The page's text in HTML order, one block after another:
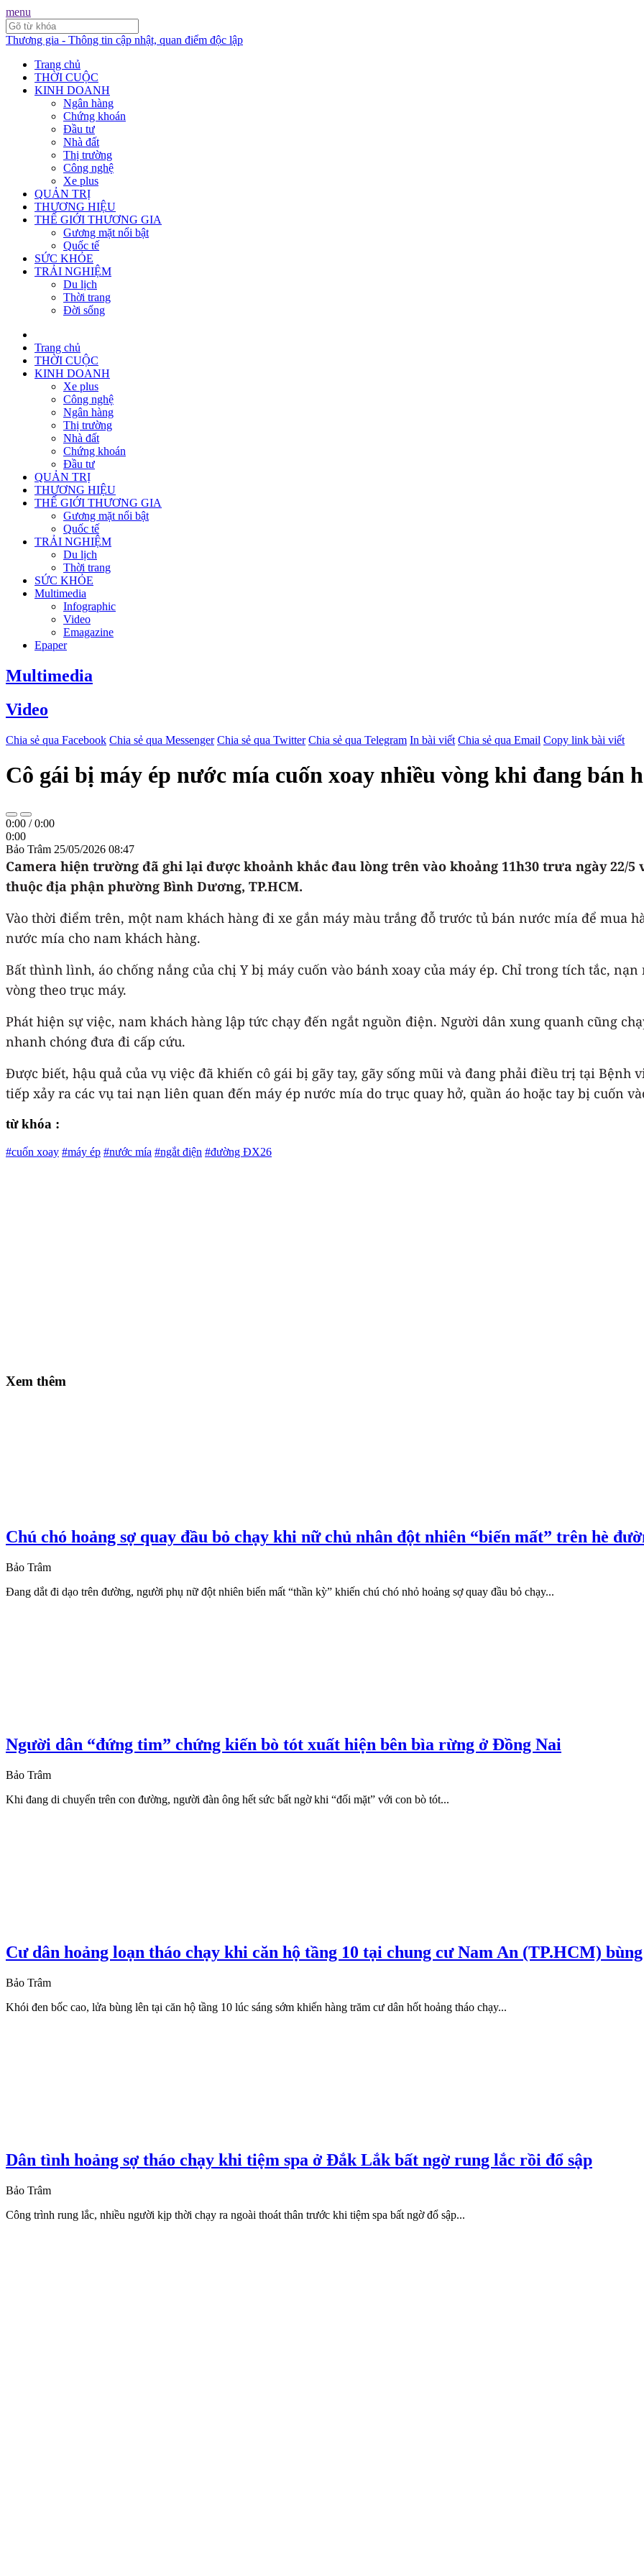
menu
Thương gia - Thông tin cập nhật, quan điểm độc lập
Trang chủ
THỜI CUỘC
KINH DOANH
Ngân hàng
Chứng khoán
Đầu tư
Nhà đất
Thị trường
Công nghệ
Xe plus
QUẢN TRỊ
THƯƠNG HIỆU
THẾ GIỚI THƯƠNG GIA
Gương mặt nổi bật
Quốc tế
SỨC KHỎE
TRẢI NGHIỆM
Du lịch
Thời trang
Đời sống
Trang chủ
THỜI CUỘC
KINH DOANH
Xe plus
Công nghệ
Ngân hàng
Thị trường
Nhà đất
Chứng khoán
Đầu tư
QUẢN TRỊ
THƯƠNG HIỆU
THẾ GIỚI THƯƠNG GIA
Gương mặt nổi bật
Quốc tế
TRẢI NGHIỆM
Du lịch
Thời trang
SỨC KHỎE
Multimedia
Infographic
Video
Emagazine
Epaper
Multimedia
Video
Chia sẻ qua Facebook Chia sẻ qua Messenger Chia sẻ qua Twitter Chia sẻ qua Telegram In bài viết Chia sẻ qua Email Copy link bài viết
Cô gái bị máy ép nước mía cuốn xoay nhiều vòng khi đang bán
0:00 /0:00
0:00
Bảo Trâm 25/05/2026 08:47
Camera hiện trường đã ghi lại được khoảnh khắc đau lòng trên vào khoảng 11h30 trưa ngày 22/
thuộc địa phận phường Bình Dương, TP.HCM.
Vào thời điểm trên, một nam khách hàng đi xe gắn máy màu trắng đỗ trước tủ bán nước mía để mua
nước mía cho nam khách hàng.
Bất thình lình, áo chống nắng của chị Y bị máy cuốn vào bánh xoay của máy ép. Chỉ trong tích tắc,
vòng theo trục máy.
Phát hiện sự việc, nam khách hàng lập tức chạy đến ngắt nguồn điện. Người dân xung quanh cũng
nhanh chóng đưa đi cấp cứu.
Được biết, hậu quả của vụ việc đã khiến cô gái bị gãy tay, gãy sống mũi và đang phải điều trị tại
tiếp xảy ra các vụ tai nạn liên quan đến máy ép nước mía do trục quay hở, quần áo hoặc tay bị cuốn
từ khóa :
#cuốn xoay #máy ép #nước mía #ngắt điện #đường ĐX26
Xem thêm
Chú chó hoảng sợ quay đầu bỏ chạy khi nữ chủ nhân đột nhiên “biến mất” trên hè
Bảo Trâm
Đang dắt đi dạo trên đường, người phụ nữ đột nhiên biến mất “thần kỳ” khiến chú chó nhỏ hoảng sợ quay đầu bỏ chạy...
Người dân “đứng tim” chứng kiến bò tót xuất hiện bên bìa rừng ở Đồng Nai
Bảo Trâm
Khi đang di chuyển trên con đường, người đàn ông hết sức bất ngờ khi “đối mặt” với con bò tót...
Cư dân hoảng loạn tháo chạy khi căn hộ tầng 10 tại chung cư Nam An (TP.HCM)
Bảo Trâm
Khói đen bốc cao, lửa bùng lên tại căn hộ tầng 10 lúc sáng sớm khiến hàng trăm cư dân hốt hoảng tháo chạy...
Dân tình hoảng sợ tháo chạy khi tiệm spa ở Đắk Lắk bất ngờ rung lắc rồi đổ sập
Bảo Trâm
Công trình rung lắc, nhiều người kịp thời chạy ra ngoài thoát thân trước khi tiệm spa bất ngờ đổ sập...